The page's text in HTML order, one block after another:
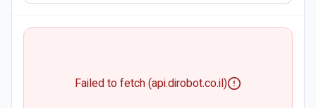
Failed to fetch (api.dirobot.co.il)